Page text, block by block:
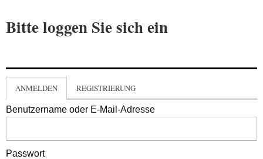
Bitte loggen Sie sich ein
ANMELDEN REGISTRIERUNG
Benutzername oder E-Mail-Adresse
Passwort